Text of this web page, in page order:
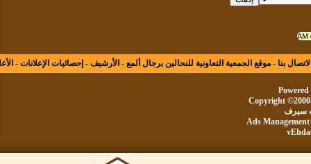
بنا-موقع الجمعية التعاونية للنحالين برجال ألمع -الأرشيف-إحصائيات الإعلانات-الأعلى
Copyright
Ads